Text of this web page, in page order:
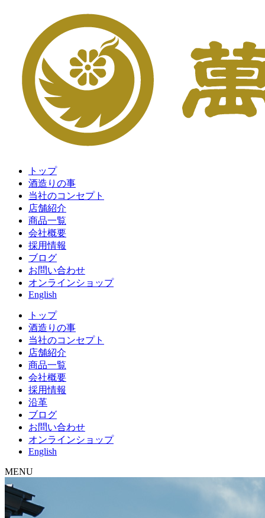
トップ
酒造りの事
当社のコンセプト
店舗紹介
商品一覧
会社概要
採用情報
ブログ
お問い合わせ
オンラインショップ
English
トップ
酒造りの事
当社のコンセプト
店舗紹介
商品一覧
会社概要
採用情報
沿革
ブログ
お問い合わせ
オンラインショップ
English
MENU